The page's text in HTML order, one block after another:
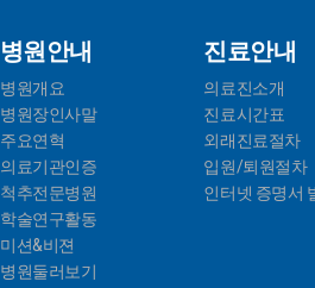
병원안내
병원개요
병원장인사말
주요연혁
의료기관인증
척추전문병원
학술연구활동
미션&비젼
병원둘러보기
진료안내
의료진소개
진료시간표
외래진료절차
입원/퇴원절차
인터넷 증명서